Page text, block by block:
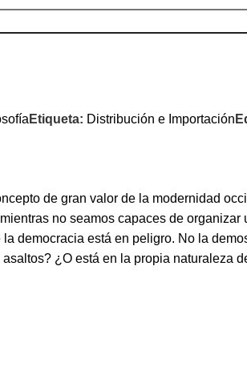
Etiqueta: Distribución e Importación
de gran valor de la modernidad
no seamos capaces de
democracia está en peligro. No la
¿O está en la propia